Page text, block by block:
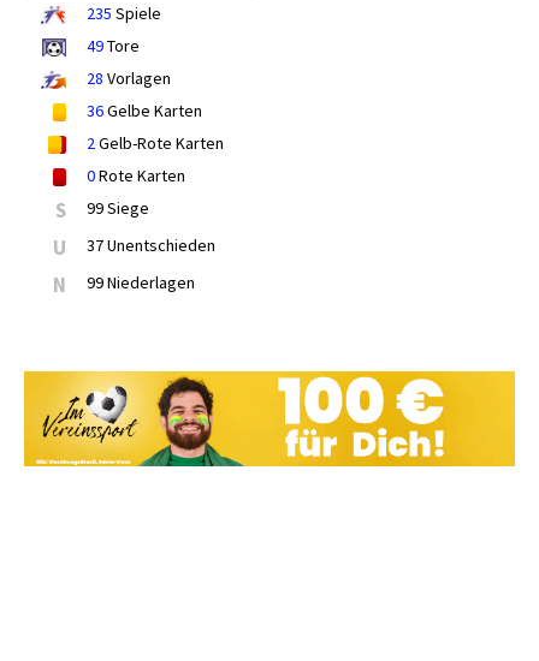
235 Spiele
49Tore
28 Vorlagen
36Gelbe Karten
2Gelb-Rote Karten
0Rote Karten
S 99 Siege
U 37 Unentschieden
N 99 Niederlagen